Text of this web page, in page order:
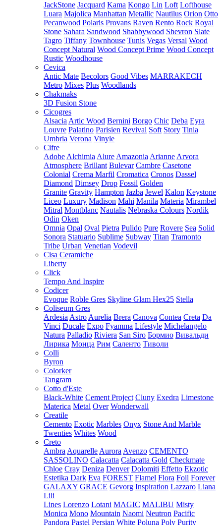
JackStone Jacquard Kama Kongo Lin Loft Lofthouse
Luara Majolica Manhattan Metallic Nautilus Orion Otto
Pecanwood Polaris Provans Raven Rento Rock Royal
Stone Sahara Sandwood Shabbywood Shevron Slate
Tagro Tiffany Townhouse Tunis Vegas Versal Wood
Concept Natural Wood Concept Prime Wood Concept
Rustic Woodhouse
Cevica
Antic Mate Becolors Good Vibes MARRAKECH
Metro Mixes Plus Woodlands
Chakmaks
3D Fusion Stone
Cicogres
Alsacia Artic Wood Bernini Borgo Chic Deba Eyra
Louvre Palatino Parisien Revival Soft Story Tinia
Umbria Verona Vinyle
Cifre
Adobe Alchimia Alure Amazonia Arianne Arvora
Atmosphere Brillant Bulevar Cambre Casetone
Colonial Crema Marfil Cromatica Cronos Dassel
Diamond Dimsey Drop Fossil Golden
Granite Gravity Hampton Jazba Jewel Kalon Keystone
Liceo Luxury Madison Mahi Manila Materia Mirambel
Mitral Montblanc Nautalis Nebraska Colours Nordik
Odin Oken
Omnia Opal Oval Pietra Pulido Pure Rovere Sea Solid
Sonora Statuario Sublime Subway Titan Tramonto
Tribe Urban Venetian Vodevil
Cisa Ceramiche
Liberty
Click
Tempo And Inspire
Codicer
Evoque Roble Gres Skyline Glam Hex25 Stella
Coliseum Gres
Ardesia Astro Aurelia Brera Canova Contea Creta Da
Vinci Ducale Expo Fyamma Lifestyle Michelangelo
Natura Palladio Riviera San Siro Бормио Вивальди
Лирика Монца Рим Саленто Тиволи
Colli
Byron
Colorker
Tangram
Cotto d'Este
Black-White Cement Project Cluny Exedra Limestone
Materica Metal Over Wonderwall
Creatile
Cemento Exotic Marbles Onyx Stone And Marble
Twenties Whites Wood
Creto
Ambra Aquarelle Aurora Avenzo CEMENTO
SASSOLINO Calacatta Calacatta Gold Checkmate
Chloe Cray Deniza Denver Dolomiti Effetto Ekzotic
Estetika Dark Eva FOREST Flamel Flora Foil Forever
GALAXY GRACE Gevorg Inspiration Lazzaro Liana
Lili
Lines Lorenzo Lotani MAGIC MALIBU Misty
Monica Mono Mountain Naomi Neutron Pacific
Pandora Pastel Persian White Poluna Poly Purity